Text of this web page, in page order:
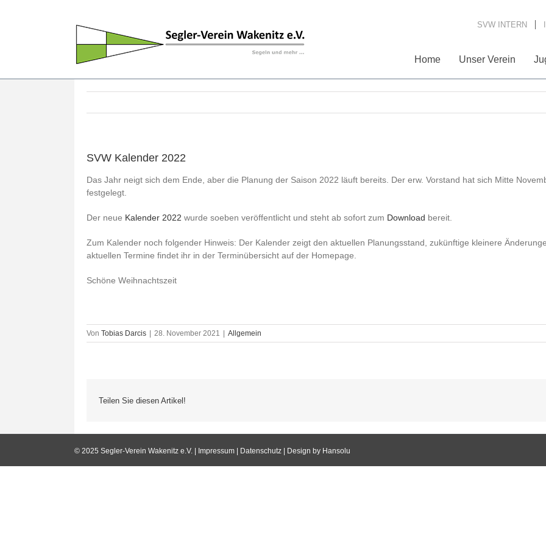
SVW INTERN
Home Unser Verein
SVW Kalender 2022
Das Jahr neigt sich dem Ende, aber die Planung der Saison 2022 läuft bereits. Der erw. Vorstand hat sich Mitte
festgelegt.
Der neue Kalender 2022 wurde soeben veröffentlicht und steht ab sofort zum Download bereit.
Zum Kalender noch folgender Hinweis: Der Kalender zeigt den aktuellen Planungsstand, zukünftige kleinere
aktuellen Termine findet ihr in der Terminübersicht auf der Homepage.
Schöne Weihnachtszeit
Von Tobias Darcis 28. November 2021 Allgemein
Teilen Sie diesen Artikel!
© 2025 Segler-Verein Wakenitz e.V. | Impressum Datenschutz | Design by Hansolu